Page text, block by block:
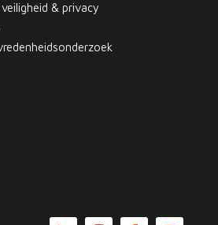
& privacy